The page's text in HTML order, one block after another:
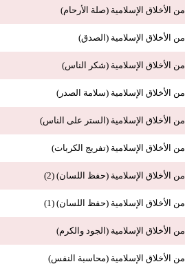
من الأخلاق الإسلامية (صلة الأرحام)
من الأخلاق الإسلامية (الصدق)
من الأخلاق الإسلامية (شكر الناس)
من الأخلاق الإسلامية (سلامة الصدر)
من الأخلاق الإسلامية (الستر على الناس)
من الأخلاق الإسلامية (تفريج الكربات)
من الأخلاق الإسلامية (حفظ اللسان) (2)
من الأخلاق الإسلامية (حفظ اللسان) (1)
من الأخلاق الإسلامية (الجود والكرم)
من الأخلاق الإسلامية (محاسبة النفس)